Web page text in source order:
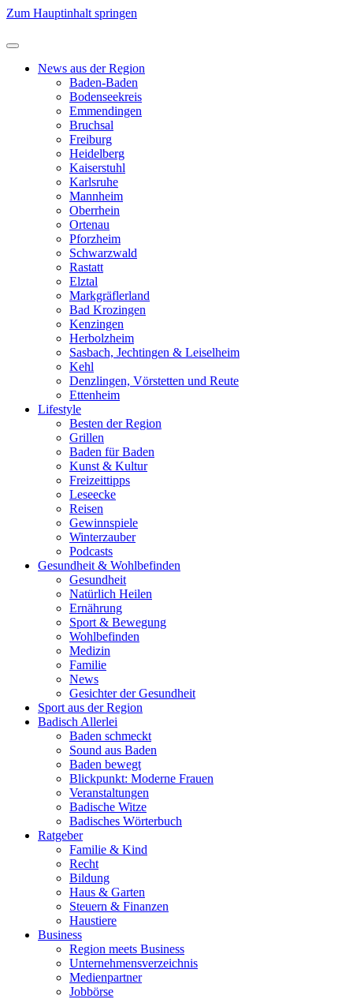
Zum Hauptinhalt springen
News aus der Region
Baden-Baden
Bodenseekreis
Emmendingen
Bruchsal
Freiburg
Heidelberg
Kaiserstuhl
Karlsruhe
Mannheim
Oberrhein
Ortenau
Pforzheim
Schwarzwald
Rastatt
Elztal
Markgräflerland
Bad Krozingen
Kenzingen
Herbolzheim
Sasbach, Jechtingen & Leiselheim
Kehl
Denzlingen, Vörstetten und Reute
Ettenheim
Lifestyle
Besten der Region
Grillen
Baden für Baden
Kunst & Kultur
Freizeittipps
Leseecke
Reisen
Gewinnspiele
Winterzauber
Podcasts
Gesundheit & Wohlbefinden
Gesundheit
Natürlich Heilen
Ernährung
Sport & Bewegung
Wohlbefinden
Medizin
Familie
News
Gesichter der Gesundheit
Sport aus der Region
Badisch Allerlei
Baden schmeckt
Sound aus Baden
Baden bewegt
Blickpunkt: Moderne Frauen
Veranstaltungen
Badische Witze
Badisches Wörterbuch
Ratgeber
Familie & Kind
Recht
Bildung
Haus & Garten
Steuern & Finanzen
Haustiere
Business
Region meets Business
Unternehmensverzeichnis
Medienpartner
Jobbörse